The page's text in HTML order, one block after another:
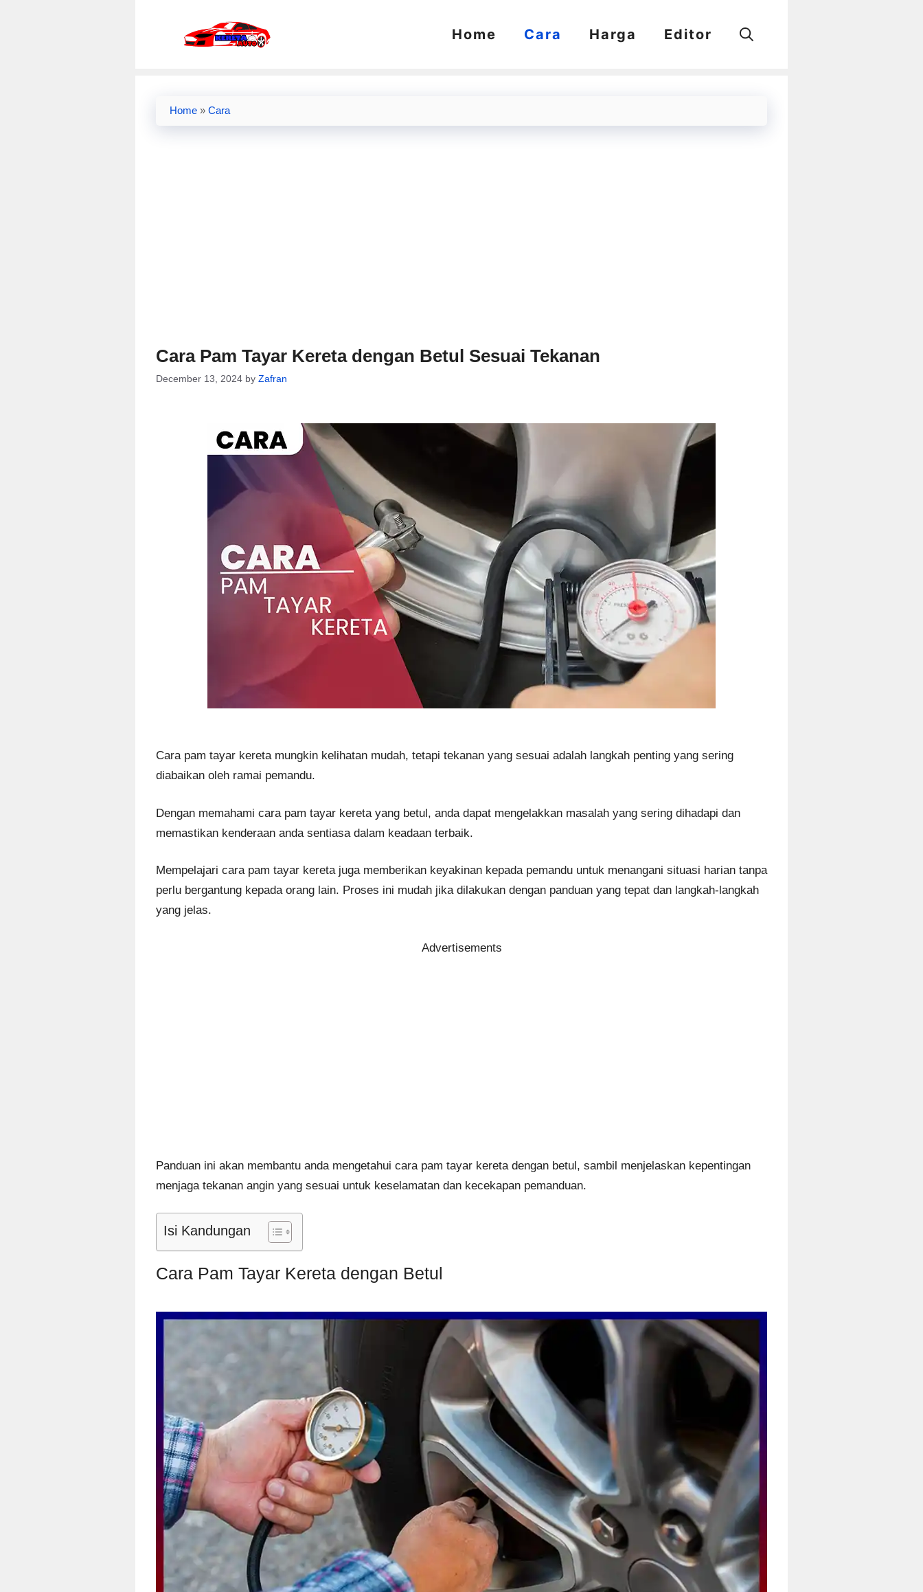
Home Cara Harga Editor
Home » Cara
Cara Pam Tayar Kereta dengan Betul Sesuai Tekanan
December 13, 2024 by Zafran
Cara pam tayar kereta mungkin kelihatan mudah, tetapi tekanan yang sesuai adalah langkah penting yang sering
diabaikan oleh ramai pemandu.
Dengan memahami cara pam tayar kereta yang betul, anda dapat mengelakkan masalah yang sering dihadapi dan
memastikan kenderaan anda sentiasa dalam keadaan terbaik.
Mempelajari cara pam tayar kereta juga memberikan keyakinan kepada pemandu untuk menangani situasi harian tanpa
perlu bergantung kepada orang lain. Proses ini mudah jika dilakukan dengan panduan yang tepat dan langkah-langkah
yang jelas.
Advertisements
Panduan ini akan membantu anda mengetahui cara pam tayar kereta dengan betul, sambil menjelaskan kepentingan
menjaga tekanan angin yang sesuai untuk keselamatan dan kecekapan pemanduan.
Isi Kandungan
Cara Pam Tayar Kereta dengan Betul